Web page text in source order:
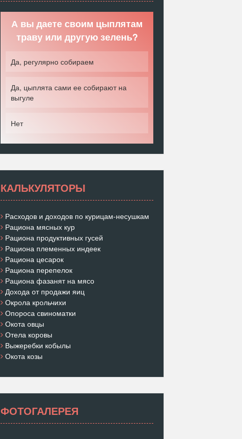
А вы даете своим цыплятам
траву или другую зелень?
Да, регулярно собираем
Да, цыплята сами ее собирают на
выгуле
Нет
КАЛЬКУЛЯТОРЫ
Расходов и доходов по курицам-несушкам
Рациона мясных кур
Рациона продуктивных гусей
Рациона племенных индеек
Рациона цесарок
Рациона перепелок
Рациона фазанят на мясо
Дохода от продажи яиц
Окрола крольчихи
Опороса свиноматки
Окота овцы
Отела коровы
Выжеребки кобылы
Окота козы
ФОТОГАЛЕРЕЯ